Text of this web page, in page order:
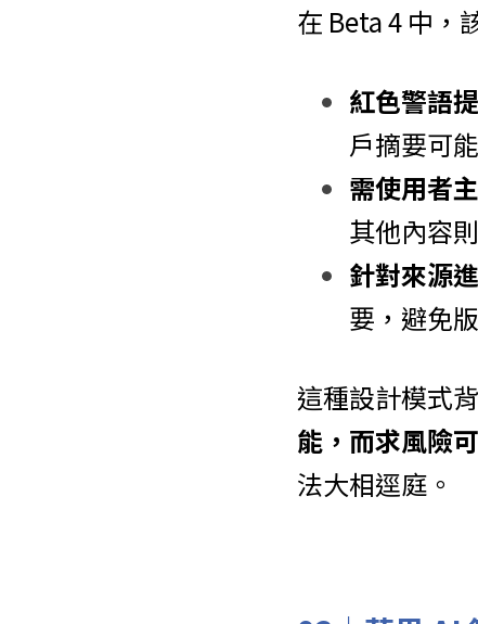
在 Beta 4 中，
紅色警語
戶摘要可
需使用者
其他內容
針對來源
要，避免
這種設計模式
能，而求風險
法大相逕庭。